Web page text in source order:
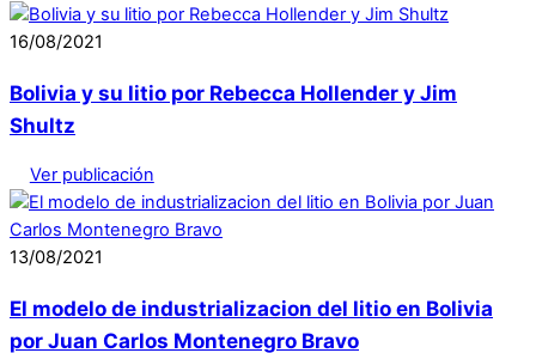
16/08/2021
Bolivia y su litio por Rebecca Hollender y Jim
Shultz
Ver publicación
13/08/2021
El modelo de industrializacion del litio en Bolivia
por Juan Carlos Montenegro Bravo